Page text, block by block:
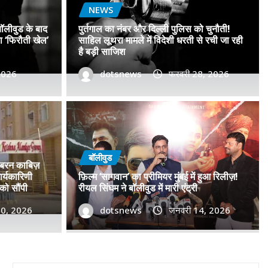
प्रमोद सावंत का ‘गोदान’ को
विमोचन कर मथुरा से फिल्म
मान!
2026
के बाद
खेल’
NEWS
पुर्तगाल का नंबर और दिल्ली पुलिस को चुनौती!
साहिल लूथरा मामले में विदेशी धरती से रची जा रही
है बड़ी साजिश
dotsnews फरवरी 28, 2026
काबिज़
सौंपी
2026
बॉलीवुड
फ़िल्म ‘सागवान’ का प्रीमियर मुंबई में हुआ रिलीज़!
रीयल सिंघम ने बॉलीवुड में मारी एंट्री
dotsnews जनवरी 14, 2026